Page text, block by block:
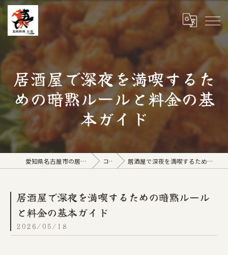
居酒屋で深夜を満喫するた
めの暗黙ルールと料金の基
本ガイド
愛知県名古屋市の居酒屋なら馬肉料理 左馬 コラム 居酒屋で深夜を満喫するための暗黙ルールと料金の基本ガイド
居酒屋で深夜を満喫するための暗黙ルール
と料金の基本ガイド
2026/05/18